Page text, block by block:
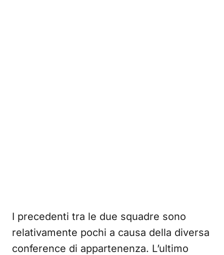
I precedenti tra le due squadre sono
relativamente pochi a causa della diversa
conference di appartenenza. L’ultimo